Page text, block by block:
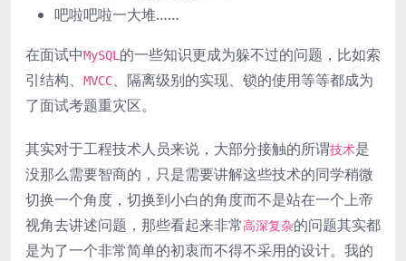
吧啦吧啦一大堆……
在面试中MySQL 的一些知识更成为躲不过的问题，比如索
引结构、
MVCC、隔离级别的实现、锁的使用等等都成为
了面试考题重灾区。
其实对于工程技术人员来说，大部分接触的所谓技术是
没那么需要智商的，只是需要讲解这些技术的同学稍微
切换一个角度，切换到小白的角度而不是站在一个上帝
视角去讲述问题，那些看起来非常高深复杂的问题其实都
是为了一个非常简单的初衷而不得不采用的设计。我的